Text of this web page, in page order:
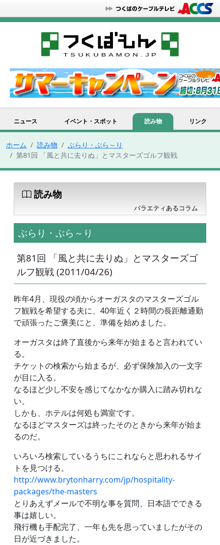
ニュース イベント・スポット 読み物 リンク
ホーム 読み物
ぶらり・ぶら～り
第81回 「風と共に去りぬ」とマスターズゴルフ観戦
読み物
バラエティあるコラム
ぶらり・ぶら～り
第81回 「風と共に去りぬ」とマスターズゴ
ルフ観戦 (2011/04/26)
昨年4月、現役の頃からオーガスタのマスターズゴル
フ観戦を希望する夫に、40年近く２時間の長距離通勤
で頑張ったご褒美にと、準備を始めました。
オーガスタは終了直後から来年が始まると言われてい
る。
チケットの検索から始まるが、必ず保険加入の一文字
が目に入る。
なるほど少し不安を感じてなかなか購入に踏み切れな
い。
しかも、ホテルは何処も満室です。
なるほどマスターズは終ったそのときから来年が始ま
るのだ。
いろいろ検索しているうちにこれならと思われるサイ
トを見つける。
http://www.brytonharry.com/jp/hospitality-
packages/the-masters
とりあえずメールで不明な事を質問、日本語でできる
事は嬉しい。
飛行機も手配完了、一年も先を思っていましたがその
日が近づきました。